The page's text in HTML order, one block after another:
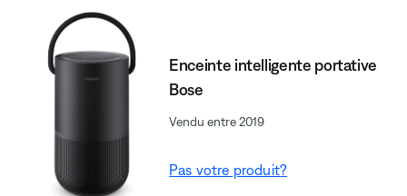
Enceinte intelligente portative
Bose
Vendu entre 2019
Pas votre produit?